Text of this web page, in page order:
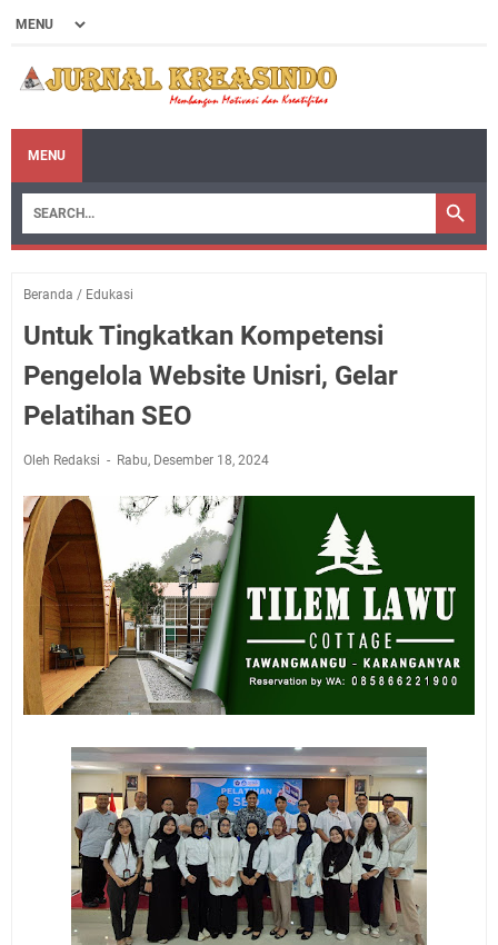
MENU
Beranda / Edukasi
Untuk Tingkatkan Kompetensi
Pengelola Website Unisri, Gelar
Pelatihan SEO
Oleh Redaksi Rabu, Desember 18, 2024